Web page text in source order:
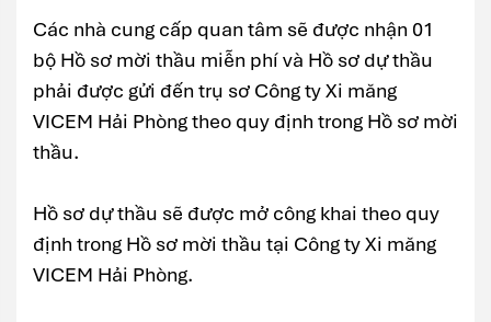
Các nhà cung cấp quan tâm sẽ được nhận 01
bộ Hồ sơ mời thầu miễn phí và Hồ sơ dự thầu
phải được gửi đến trụ sơ Công ty Xi măng
VICEM Hải Phòng theo quy định trong Hồ sơ mời
thầu.
Hồ sơ dự thầu sẽ được mở công khai theo quy
định trong Hồ sơ mời thầu tại Công ty Xi măng
VICEM Hải Phòng.